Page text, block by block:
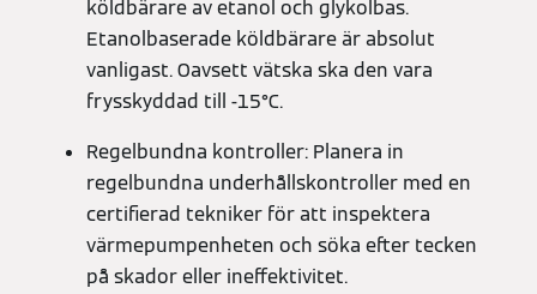
köldbärare av etanol och glykolbas.
Etanolbaserade köldbärare är absolut
vanligast. Oavsett vätska ska den vara
frysskyddad till -15°C.
Regelbundna kontroller: Planera in
regelbundna underhållskontroller med en
certifierad tekniker för att inspektera
värmepumpenheten och söka efter tecken
på skador eller ineffektivitet.